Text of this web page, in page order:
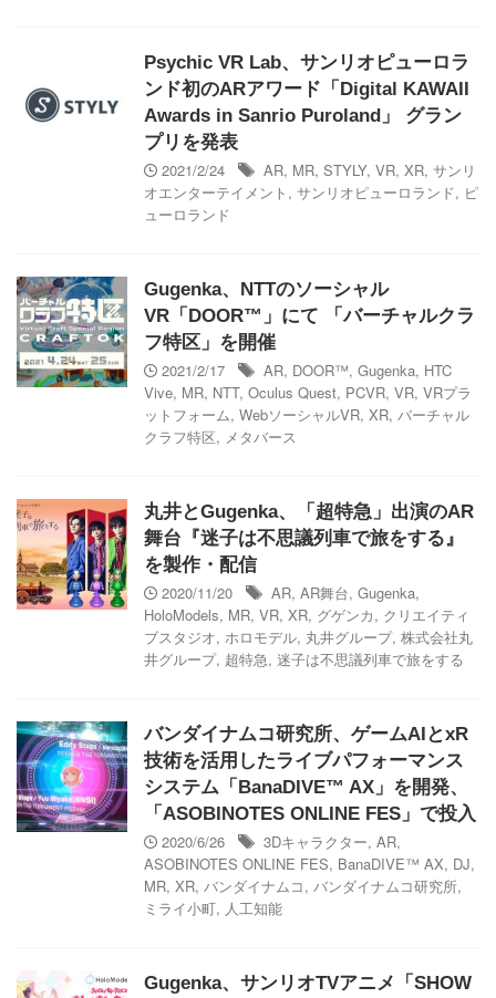
Psychic VR Lab、サンリオピューロラ
ンド初のARアワード「Digital KAWAII
Awards in Sanrio Puroland」 グラン
プリを発表
2021/2/24
AR, MR, STYLY, VR, XR, サンリ
オエンターテイメント , サンリオピューロランド, ピ
ューロランド
Gugenka、NTTのソーシャル
VR「DOOR™」にて 「バーチャルクラ
フ特区」を開催
2021/2/17
AR, DOOR™, Gugenka, HTC
Vive, MR, NTT, Oculus Quest, PCVR, VR, VRプラ
ットフォーム, WebソーシャルVR, XR, バーチャル
クラフ特区, メタバース
丸井とGugenka、「超特急」出演のAR
舞台『迷子は不思議列車で旅をする』
を製作・配信
2020/11/20
AR, AR舞台, Gugenka,
HoloModels, MR, VR, XR, グゲンカ, クリエイティ
ブスタジオ, ホロモデル, 丸井グループ, 株式会社丸
井グループ, 超特急, 迷子は不思議列車で旅をする
バンダイナムコ研究所、ゲームAIとxR
技術を活用したライブパフォーマンス
システム「BanaDIVE™ AX」を開発、
「ASOBINOTES ONLINE FES」で投入
2020/6/26
3Dキャラクター, AR,
ASOBINOTES ONLINE FES, BanaDIVE™ AX, DJ,
MR, XR, バンダイナムコ, バンダイナムコ研究所,
ミライ小町, 人工知能
Gugenka、サンリオTVアニメ「SHOW